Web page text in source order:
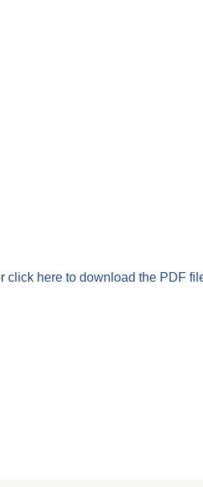
click here to download the PDF